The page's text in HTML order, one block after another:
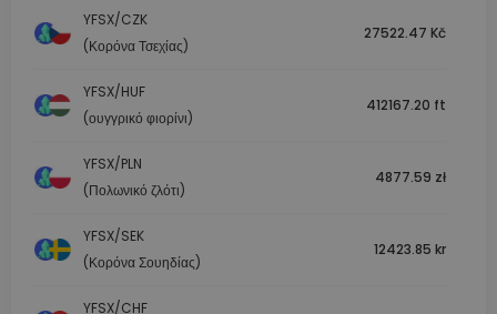
YFSX/CZK
(Κορόνα Τσεχίας)
27522.47 Kč
YFSX/HUF
(ουγγρικό φιορίνι)
412167.20 ft
YFSX/PLN
(Πολωνικό ζλότι)
4877.59 zł
YFSX/SEK
(Κορόνα Σουηδίας)
12423.85 kr
YFSX/CHF